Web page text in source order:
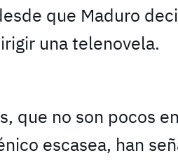
que Maduro
una telenovela.
que no son pocos
escasea, han